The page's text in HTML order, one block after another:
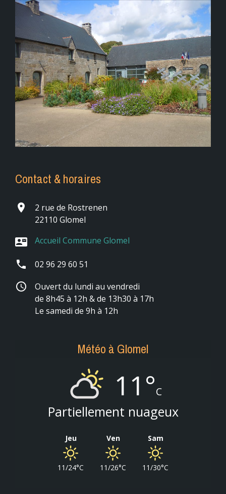
Contact & horaires
place
2 rue de Rostrenen
22110 Glomel
contact_mail Accueil Commune Glomel
phone 02 96 29 60 51
schedule
Ouvert du lundi au vendredi
de 8h45 à 12h & de 13h30 à 17h
Le samedi de 9h à 12h
Météo à Glomel
11°C
Partiellement nuageux
Jeu
11/24°C
Ven
11/26°C
Sam
11/30°C